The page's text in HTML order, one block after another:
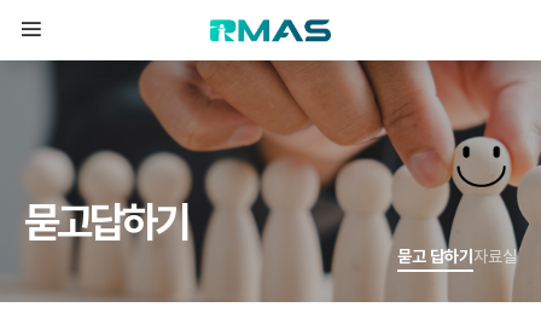
묻고답하기
묻고 답하기 자료실